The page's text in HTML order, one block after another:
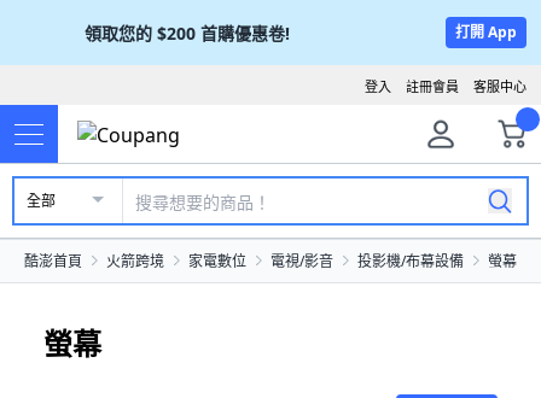
領取您的 $200 首購優惠卷! 打開 App
客服中心
註冊會員
登入
全部
酷澎首頁 火箭跨境 家電數位 電視/影音 投影機/布幕設備 螢幕
螢幕